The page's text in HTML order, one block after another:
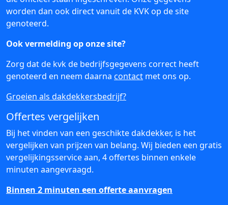
worden dan ook direct vanuit de KVK op de site
genoteerd.
Ook vermelding op onze site?
Zorg dat de kvk de bedrijfsgegevens correct heeft
genoteerd en neem daarna contact met ons op.
Groeien als dakdekkersbedrijf?
Offertes vergelijken
Bij het vinden van een geschikte dakdekker, is het
vergelijken van prijzen van belang. Wij bieden een gratis
vergelijkingsservice aan, 4 offertes binnen enkele
minuten aangevraagd.
Binnen 2 minuten een offerte aanvragen